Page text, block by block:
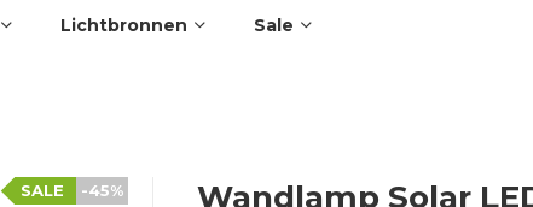
Lichtbronnen Sale
-45%
SALE
Wandlamp Solar